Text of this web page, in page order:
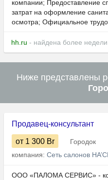
компании; Предоставление
затрат на оформление
осмотра; Официальное
hh.ru - найдена более
Ниже представлены
Продавец-консультант
от 1 300 Br
Городок
компания: Сеть салонов
ООО «ПАЛОМА СЕРВИС» -